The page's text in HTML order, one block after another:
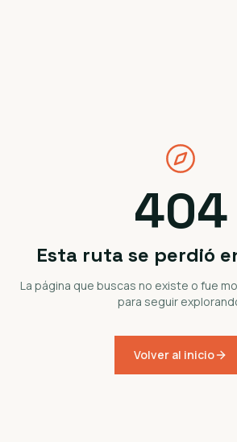
404
Esta ruta se perdió
La página que buscas no existe o fue
para seguir
Volver al inicio